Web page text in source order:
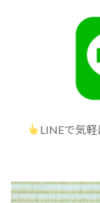
LINEで気軽